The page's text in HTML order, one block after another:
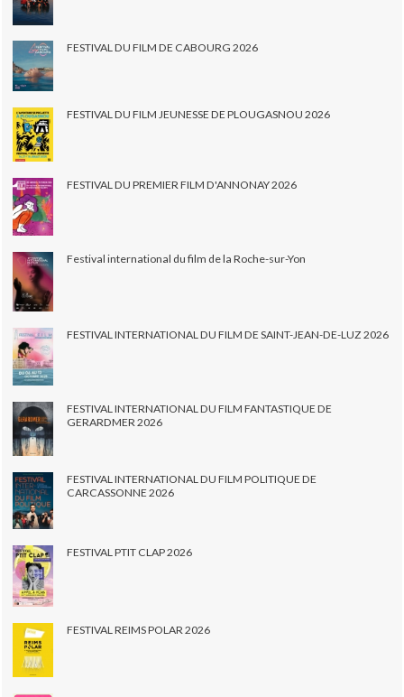
FESTIVAL DU FILM DE CABOURG 2026
FESTIVAL DU FILM JEUNESSE DE PLOUGASNOU 2026
FESTIVAL DU PREMIER FILM D'ANNONAY 2026
Festival international du film de la Roche-sur-Yon
FESTIVAL INTERNATIONAL DU FILM DE SAINT-JEAN-DE-LUZ 2026
FESTIVAL INTERNATIONAL DU FILM FANTASTIQUE DE
GERARDMER 2026
FESTIVAL INTERNATIONAL DU FILM POLITIQUE DE
CARCASSONNE 2026
FESTIVAL PTIT CLAP 2026
FESTIVAL REIMS POLAR 2026